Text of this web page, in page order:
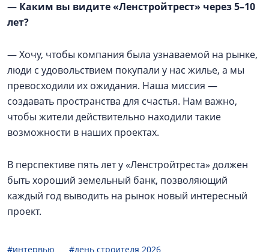
— Каким вы видите «Ленстройтрест» через 5–10
лет?
— Хочу, чтобы компания была узнаваемой на рынке,
люди с удовольствием покупали у нас жилье, а мы
превосходили их ожидания. Наша миссия —
создавать пространства для счастья. Нам важно,
чтобы жители действительно находили такие
возможности в наших проектах.
В перспективе пять лет у «Ленстройтреста» должен
быть хороший земельный банк, позволяющий
каждый год выводить на рынок новый интересный
проект.
#интервью
#день строителя 2026